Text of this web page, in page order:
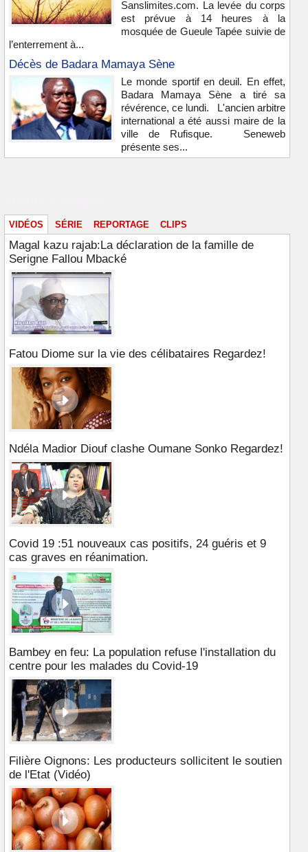
Sanslimites.com. La levée du corps
est prévue à 14 heures à la
mosquée de Gueule Tapée suivie de
l’enterrement à...
Décès de Badara Mamaya Sène
Le monde sportif en deuil. En effet,
Badara Mamaya Sène a tiré sa
révérence, ce lundi. L'ancien arbitre
international a été aussi maire de la
ville de Rufisque. Seneweb
présente ses...
VIDÉOS SÉRIE REPORTAGE CLIPS
Magal kazu rajab:La déclaration de la famille de
Serigne Fallou Mbacké
Fatou Diome sur la vie des célibataires Regardez!
Ndéla Madior Diouf clashe Oumane Sonko Regardez!
Covid 19 :51 nouveaux cas positifs, 24 guéris et 9
cas graves en réanimation.
Bambey en feu: La population refuse l'installation du
centre pour les malades du Covid-19
Filière Oignons: Les producteurs sollicitent le soutien
de l'Etat (Vidéo)